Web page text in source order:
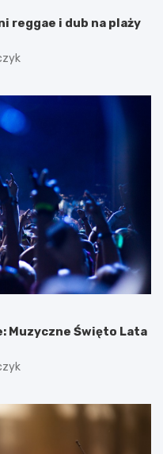
reggae i dub na plaży
Muzyczne Święto Lata